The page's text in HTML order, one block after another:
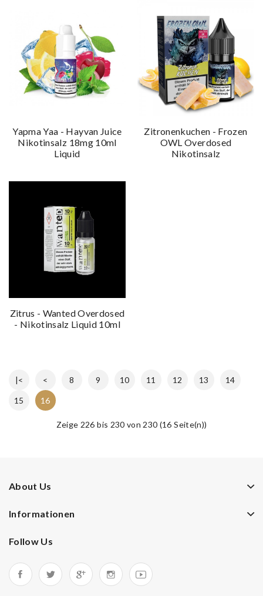
Yapma Yaa - Hayvan Juice
Nikotinsalz 18mg 10ml
Liquid
Zitronenkuchen - Frozen
OWL Overdosed
Nikotinsalz
Zitrus - Wanted Overdosed
- Nikotinsalz Liquid 10ml
|< < 8 9 10 11 12 13 14
15 16
Zeige 226 bis 230 von 230 (16 Seite(n))
About Us
Informationen
Follow Us